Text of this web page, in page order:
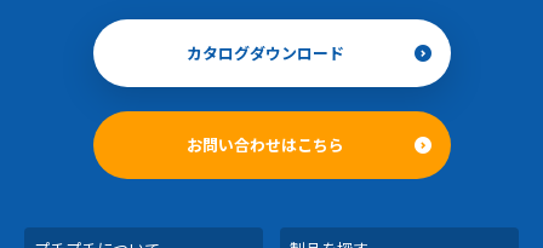
カタログダウンロード
お問い合わせはこちら